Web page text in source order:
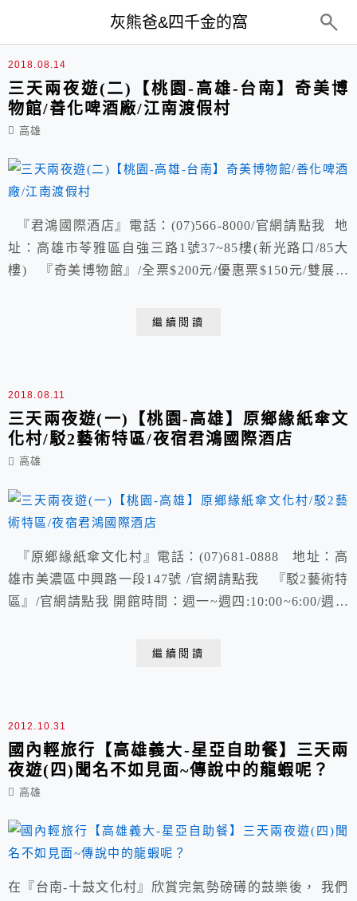
灰熊爸&四千金的窩
高雄
2018.08.14
三天兩夜遊(二)【桃園-高雄-台南】奇美博
物館/善化啤酒廠/江南渡假村
高雄
『君鴻國際酒店』電話：(07)566-8000/官網請點我 地
址：高雄市苓雅區自強三路1號37~85樓(新光路口/85大
樓) 『奇美博物館』/全票$200元/優惠票$150元/雙展套
休館) 地址：臺南市仁德區文華路二段66號/官網請點我
繼續閱讀
2018.08.11
三天兩夜遊(一)【桃園-高雄】原鄉緣紙傘文
化村/駁2藝術特區/夜宿君鴻國際酒店
高雄
『原鄉緣紙傘文化村』電話：(07)681-0888 地址：高
雄市美濃區中興路一段147號 /官網請點我 『駁2藝術特
區』/官網請點我 開館時間：週一~週四:10:00~6:00/週五
1號 『君鴻國際酒店』電話：(07)566-8000/官網請點我
繼續閱讀
2012.10.31
國內輕旅行【高雄義大-星亞自助餐】三天兩
夜遊(四)聞名不如見面~傳說中的龍蝦呢？
高雄
在『台南-十鼓文化村』欣賞完氣勢磅礡的鼓樂後， 我們